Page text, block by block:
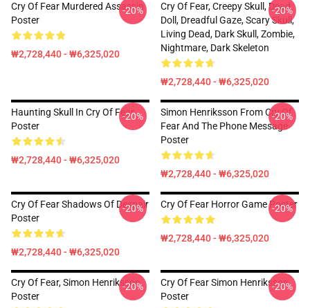
Cry Of Fear Murdered Assassin
Poster
₩2,728,440 - ₩6,325,020
-20%
Cry Of Fear, Creepy Skull, Dead
Doll, Dreadful Gaze, Scary Skull,
Living Dead, Dark Skull, Zombie,
Nightmare, Dark Skeleton
₩2,728,440 - ₩6,325,020
-20%
Haunting Skull In Cry Of Fear
Poster
₩2,728,440 - ₩6,325,020
-20%
Simon Henriksson From Cry Of
Fear And The Phone Message
Poster
₩2,728,440 - ₩6,325,020
-20%
Cry Of Fear Shadows Of Despair
Poster
₩2,728,440 - ₩6,325,020
-20% Cry Of Fear Horror Game Poster
₩2,728,440 - ₩6,325,020
-20%
Cry Of Fear, Simon Henriksson
Poster
-20%
Cry Of Fear Simon Henriksson
Poster
-20%